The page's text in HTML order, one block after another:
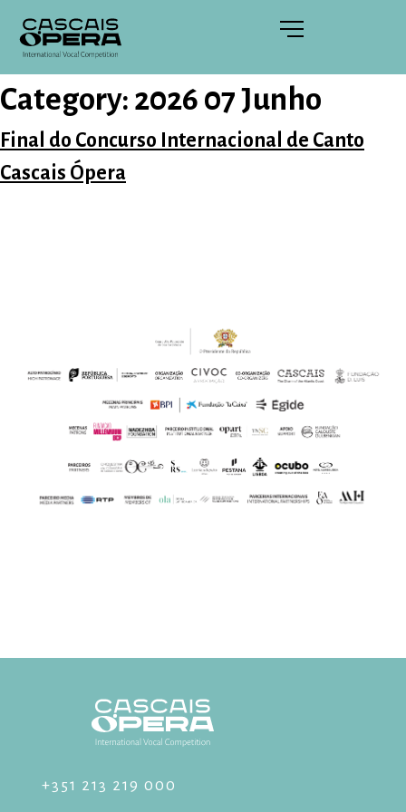
Category: 2026 07 Junho
Final do Concurso Internacional de Canto
Cascais Ópera
+351 213 219 000